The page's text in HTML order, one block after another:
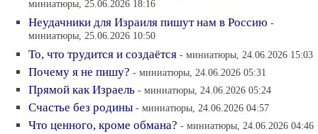
миниатюры, 25.06.2026 18:16
Неудачники для Израиля пишут нам в Россию -
миниатюры, 25.06.2026 10:50
То, что трудится и создаётся - миниатюры, 24.06.2026 15:03
Почему я не пишу? - миниатюры, 24.06.2026 05:31
Прямой как Израель - миниатюры, 24.06.2026 05:24
Счастье без родины - миниатюры, 24.06.2026 04:57
Что ценного, кроме обмана? - миниатюры, 24.06.2026 04:46